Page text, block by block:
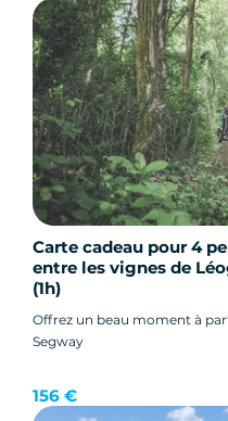
Carte cadeau pour 4
entre les vignes de
(1h)
Offrez un beau moment à
Segway
156 €